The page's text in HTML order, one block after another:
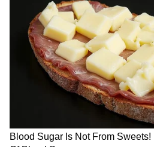
Nexon.ev ನಲ್ಲಿ V2V ಚಾರ್ಜಿಂಗ್
ಪರಿಚಯಿಸಲಾಗುತ್ತಿದೆ - ಇದು